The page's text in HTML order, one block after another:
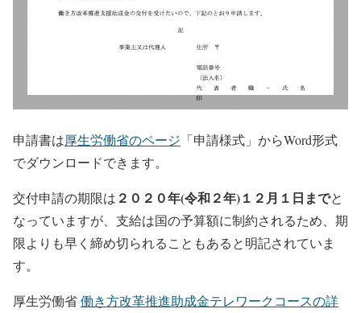
申請書は厚生労働省のページ 「申請様式」からWord形式
でダウンロードできます。
交付申請の期限は ２０２０年(令和２年)１２月１日までと
なっていますが、支給は国の予算額に制約されるため、期
限よりも早く締め切られることもあると明記されていま
す。
厚生労働省働き方改革推進助成金テレワークコースの詳